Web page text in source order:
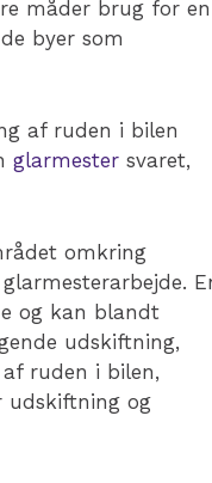
måder brug for en
byer som
af ruden i bilen
glarmester svaret,
omkring
og kan blandt
udskiftning,
ruden i bilen,
udskiftning og